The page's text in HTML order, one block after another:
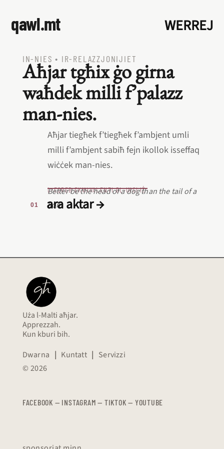
qawl.mt WERREJ
IN‑NIES • IR‑RELAZZJONIJIET
Aħjar tgħix ġo girna
waħdek milli f’palazz
man‑nies.
Aħjar tiegħek f’tiegħek f’ambjent umli
milli f’ambjent sabiħ fejn ikollok isseffaq
wiċċek man‑nies.
L‑EQREB EKWIVALENTI BL‑INGLIŻ
Better be the head of a dog than the tail of a
lion.
ara aktar →
Uża l-Malti aħjar.
Apprezzah.
Kun kburi bih.
Dwarna | Kuntatt | Servizzi
© 2026
FACEBOOK — INSTAGRAM — TIKTOK — YOUTUBE